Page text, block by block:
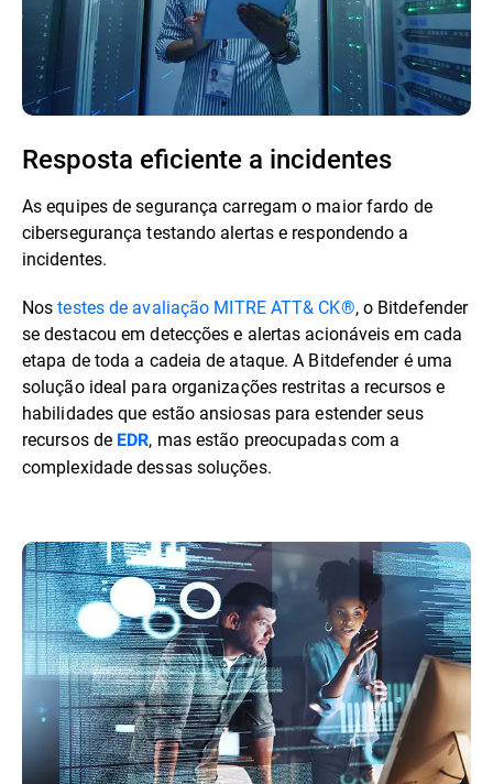
Resposta eficiente a incidentes
As equipes de segurança carregam o maior fardo de
cibersegurança testando alertas e respondendo a
incidentes.
Nostestes de avaliação MITRE ATT& CK®, o Bitdefender
se destacou em detecções e alertas acionáveis em cada
etapa de toda a cadeia de ataque. A Bitdefender é uma
solução ideal para organizações restritas a recursos e
habilidades que estão ansiosas para estender seus
recursos de EDR, mas estão preocupadas com a
complexidade dessas soluções.